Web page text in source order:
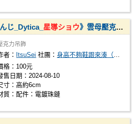
じ_Dytica_ 星導ショウ》雲母壓克力吊飾
克力吊飾
者： ItsuSei 社團：身高不夠鞋跟來湊（いつでも晴）
格：100元
售日期：2024-08-10
寸：高約6cm
質：配件：電鍍珠鏈